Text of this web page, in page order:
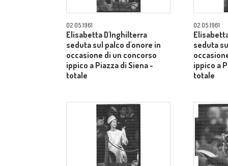
02.05.1961
Elisabetta D'Inghilterra
seduta sul palco d'onore in
occasione di un concorso
ippico a Piazza di Siena -
totale
02.05.1961
seduta
ippico a
totale